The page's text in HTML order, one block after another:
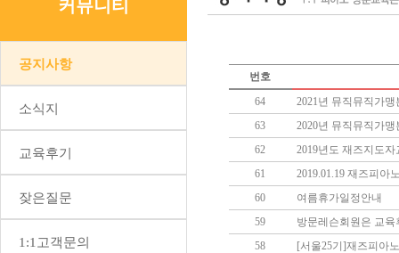
커뮤니티
공지사항
소식지
교육후기
잦은질문
1:1고객문의
번호
64
2021년 뮤직뮤직가
63
2020년 뮤직뮤직가
62
2019년도 재즈지도자
61
2019.01.19 재즈피아
60
여름휴가일정안내
59
방문레슨회원은 교
58
[서울25기]재즈피아